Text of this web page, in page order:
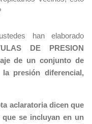
han elaborado
DE PRESION
de un conjunto de
presión diferencial,
aclaratoria dicen que
se incluyan en un